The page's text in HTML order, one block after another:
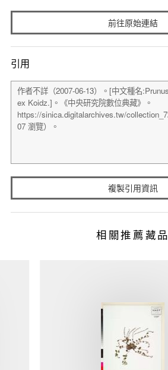
前往原始連結
引用
複製引用資訊
相關推薦藏品